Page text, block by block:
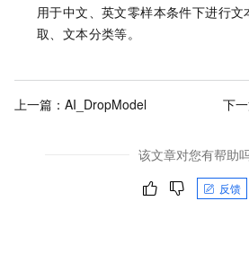
用于中文、英文零样本条件下进行
取、文本分类等。
上一篇： AI_DropModel 下一
该文章对您有帮助
反馈